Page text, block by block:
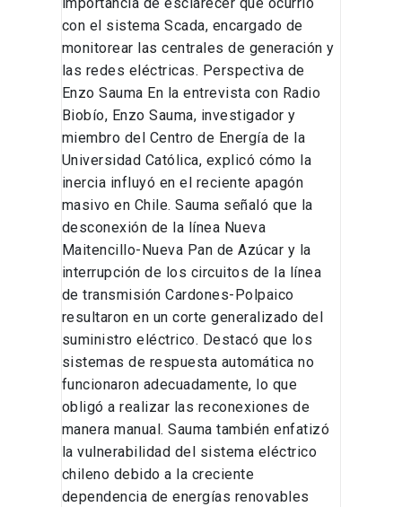
importancia de esclarecer qué ocurrió
con el sistema Scada, encargado de
monitorear las centrales de generación y
las redes eléctricas. Perspectiva de
Enzo Sauma En la entrevista con Radio
Biobío, Enzo Sauma, investigador y
miembro del Centro de Energía de la
Universidad Católica, explicó cómo la
inercia influyó en el reciente apagón
masivo en Chile. Sauma señaló que la
desconexión de la línea Nueva
Maitencillo-Nueva Pan de Azúcar y la
interrupción de los circuitos de la línea
de transmisión Cardones-Polpaico
resultaron en un corte generalizado del
suministro eléctrico. Destacó que los
sistemas de respuesta automática no
funcionaron adecuadamente, lo que
obligó a realizar las reconexiones de
manera manual. Sauma también enfatizó
la vulnerabilidad del sistema eléctrico
chileno debido a la creciente
dependencia de energías renovables